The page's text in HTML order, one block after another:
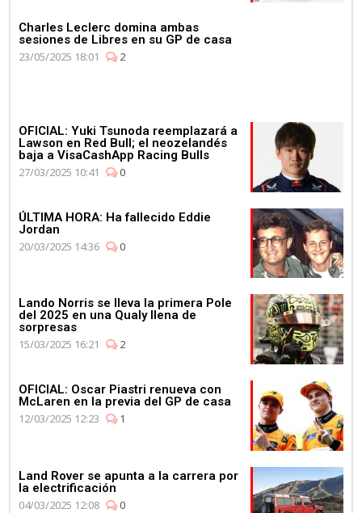
Charles Leclerc domina ambas
sesiones de Libres en su GP de casa
23/05/2025 18:01
2
OFICIAL: Yuki Tsunoda reemplazará a
Lawson en Red Bull; el neozelandés
baja a VisaCashApp Racing Bulls
27/03/2025 10:41
0
ÚLTIMA HORA: Ha fallecido Eddie
Jordan
20/03/2025 14:36
0
Lando Norris se lleva la primera Pole
del 2025 en una Qualy llena de
sorpresas
15/03/2025 16:21
2
OFICIAL: Oscar Piastri renueva con
McLaren en la previa del GP de casa
12/03/2025 12:23
1
Land Rover se apunta a la carrera por
la electrificación
04/03/2025 12:08
0